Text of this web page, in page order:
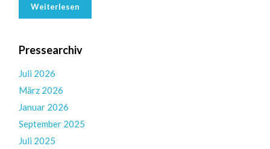
Weiterlesen
Pressearchiv
Juli 2026
März 2026
Januar 2026
September 2025
Juli 2025